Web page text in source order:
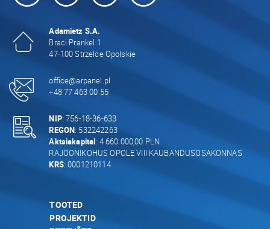
Adamietz S.A.
Braci Prankel 1
47-100 Strzelce Opolskie
office@arpanel.pl
+48 77 463 00 55
NIP: 756-18-36-633
REGON: 532242263
Aktsiakapital: 4 660 000,00 PLN
RAJOONIKOHUS OPOLE VIII KAUBANDUSOSAKONNAS
KRS: 0001210114
TOOTED
PROJEKTID